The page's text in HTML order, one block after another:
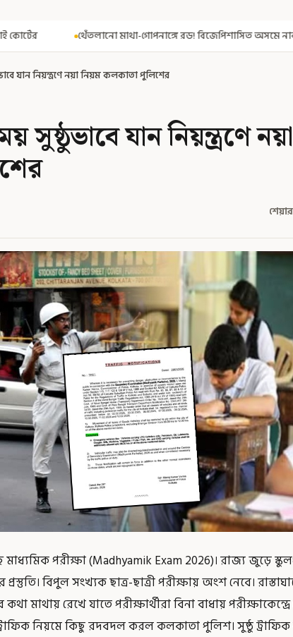
গোপনাঙ্গে রড! বিজেপিশাসিত অসমে নাবালিকার নৃশংস পরিণতি
যান নিয়ন্ত্রণে নয়া নিয়ম কলকাতা পুলিশের
সুষ্ঠুভাবে যান নিয়ন্ত্রণে
শেয়ার
পরীক্ষা (Madhyamik Exam 2026)। রাজ্য জুড়ে
বিপুল সংখ্যক ছাত্র-ছাত্রী পরীক্ষায় অংশ নেবে।
মাথায় রেখে যাতে পরীক্ষার্থীরা বিনা বাধায়
নিয়মে কিছু রদবদল করল কলকাতা পুলিশ। সুষ্ঠু ট্রাফিক